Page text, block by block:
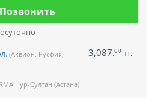
Позвонить
(Аквион, Русфик,
3,087.00 тг.
Нур-Султан (Астана)